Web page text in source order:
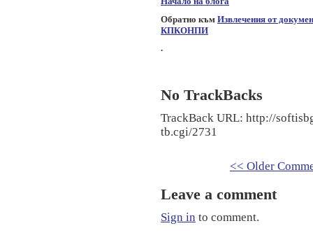
Обратно към Извлечения от
КПКОНПИ
.
No TrackBacks
TrackBack URL: http://
tb.cgi/2731
<< Older
Leave a comment
Sign in to comment.